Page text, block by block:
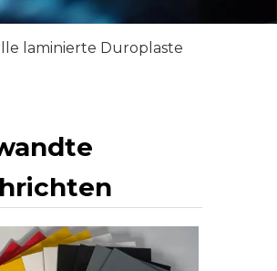
laminierte Duroplaste